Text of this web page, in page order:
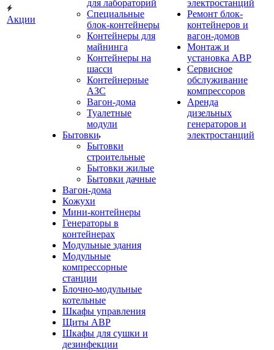
Акции
для лабораторий
Специальные
блок-контейнеры
Контейнеры для
майнинга
Контейнеры на
шасси
Контейнерные
АЗС
Вагон-дома
Туалетные
модули
Бытовки
Бытовки
строительные
Бытовки жилые
Бытовки дачные
Вагон-дома
Кожухи
Мини-контейнеры
Генераторы в
контейнерах
Модульные здания
Модульные
компрессорные
станции
Блочно-модульные
котельные
Шкафы управления
Щиты АВР
Шкафы для сушки и
дезинфекции
электростанций
Ремонт блок-
контейнеров и
вагон-домов
Монтаж и
установка АВР
Сервисное
обслуживание
компрессоров
Аренда
дизельных
генераторов и
электростанций